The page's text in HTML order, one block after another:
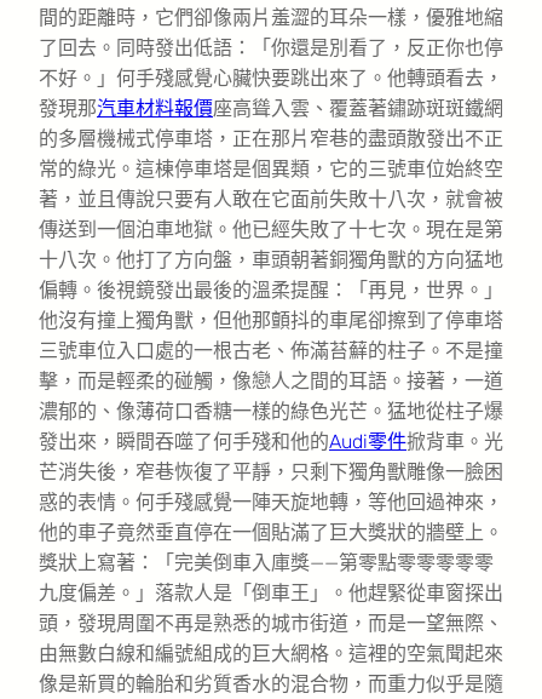
間的距離時，它們卻像兩片羞澀的耳朵一樣，優雅地縮
了回去。同時發出低語：「你還是別看了，反正你也停
不好。」何手殘感覺心臟快要跳出來了。他轉頭看去，
發現那汽車材料報價座高聳入雲、覆蓋著鏽跡斑斑鐵網
的多層機械式停車塔，正在那片窄巷的盡頭散發出不正
常的綠光。這棟停車塔是個異類，它的三號車位始終空
著，並且傳說只要有人敢在它面前失敗十八次，就會被
傳送到一個泊車地獄。他已經失敗了十七次。現在是第
十八次。他打了方向盤，車頭朝著銅獨角獸的方向猛地
偏轉。後視鏡發出最後的溫柔提醒：「再見，世界。」
他沒有撞上獨角獸，但他那顫抖的車尾卻擦到了停車塔
三號車位入口處的一根古老、佈滿苔蘚的柱子。不是撞
擊，而是輕柔的碰觸，像戀人之間的耳語。接著，一道
濃郁的、像薄荷口香糖一樣的綠色光芒。猛地從柱子爆
發出來，瞬間吞噬了何手殘和他的Audi零件掀背車。光
芒消失後，窄巷恢復了平靜，只剩下獨角獸雕像一臉困
惑的表情。何手殘感覺一陣天旋地轉，等他回過神來，
他的車子竟然垂直停在一個貼滿了巨大獎狀的牆壁上。
獎狀上寫著：「完美倒車入庫獎——第零點零零零零零
九度偏差。」落款人是「倒車王」。他趕緊從車窗探出
頭，發現周圍不再是熟悉的城市街道，而是一望無際、
由無數白線和編號組成的巨大網格。這裡的空氣聞起來
像是新買的輪胎和劣質香水的混合物，而重力似乎是隨